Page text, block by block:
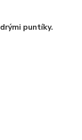
puntíky.